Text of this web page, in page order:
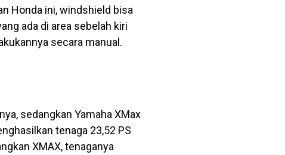
Honda ini, windshield bisa
ada di area sebelah kiri
secara manual.
sedangkan Yamaha XMax
tenaga 23,52 PS
XMAX, tenaganya